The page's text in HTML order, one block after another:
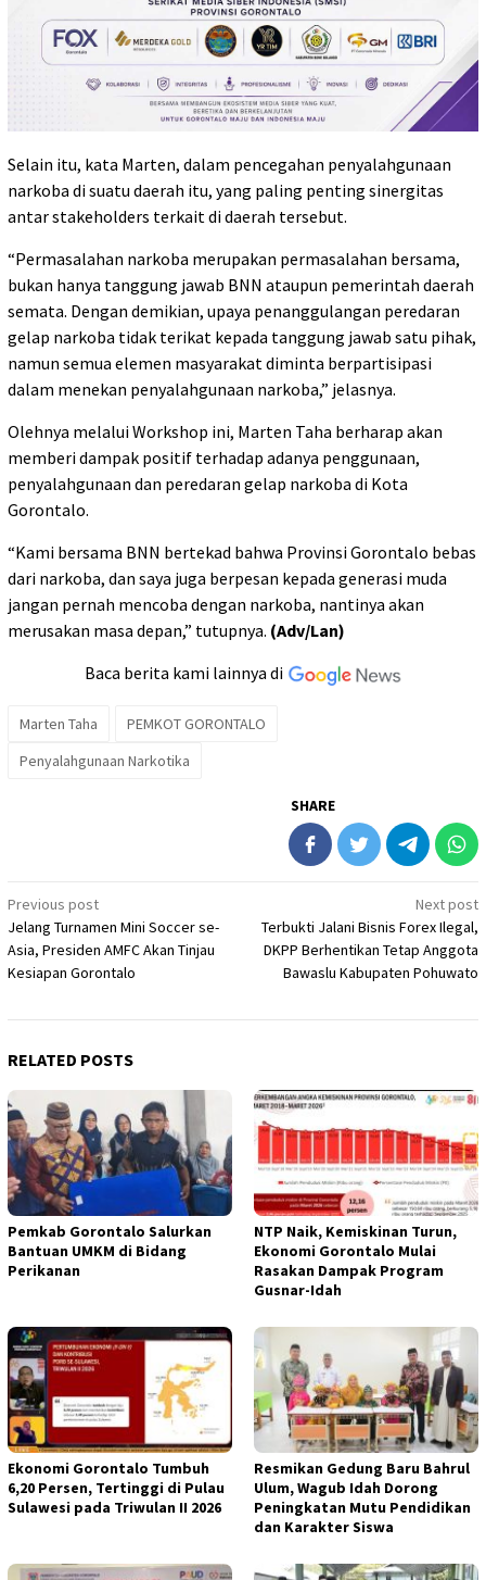
Selain itu, kata Marten, dalam pencegahan penyalahgunaan
narkoba di suatu daerah itu, yang paling penting sinergitas
antar stakeholders terkait di daerah tersebut.
“Permasalahan narkoba merupakan permasalahan bersama,
bukan hanya tanggung jawab BNN ataupun pemerintah daerah
semata. Dengan demikian, upaya penanggulangan peredaran
gelap narkoba tidak terikat kepada tanggung jawab satu pihak,
namun semua elemen masyarakat diminta berpartisipasi
dalam menekan penyalahgunaan narkoba,” jelasnya.
Olehnya melalui Workshop ini, Marten Taha berharap akan
memberi dampak positif terhadap adanya penggunaan,
penyalahgunaan dan peredaran gelap narkoba di Kota
Gorontalo.
“Kami bersama BNN bertekad bahwa Provinsi Gorontalo bebas
dari narkoba, dan saya juga berpesan kepada generasi muda
jangan pernah mencoba dengan narkoba, nantinya akan
merusakan masa depan,” tutupnya. (Adv/Lan)
Baca berita kami lainnya di
Marten Taha
PEMKOT GORONTALO
Penyalahgunaan Narkotika
SHARE
Post
navigation
Previous post
Jelang Turnamen Mini Soccer se-
Asia, Presiden AMFC Akan Tinjau
Kesiapan Gorontalo
Next post
Terbukti Jalani Bisnis Forex Ilegal,
DKPP Berhentikan Tetap Anggota
Bawaslu Kabupaten Pohuwato
RELATED POSTS
Pemkab Gorontalo Salurkan
Bantuan UMKM di Bidang
Perikanan
NTP Naik, Kemiskinan Turun,
Ekonomi Gorontalo Mulai
Rasakan Dampak Program
Gusnar-Idah
Ekonomi Gorontalo Tumbuh
6,20 Persen, Tertinggi di Pulau
Sulawesi pada Triwulan II 2026
Resmikan Gedung Baru Bahrul
Ulum, Wagub Idah Dorong
Peningkatan Mutu Pendidikan
dan Karakter Siswa